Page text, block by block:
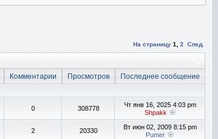
На страницу 1 2 След.
Комментарии Просмотров Последнее сообщение
0 308778
Чт янв 16, 2025 4:03 pm
Shpakk
2 20330
Вт июн 02, 2009 8:15 pm
Pumer